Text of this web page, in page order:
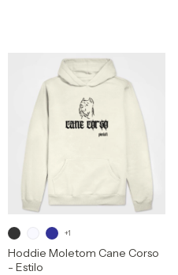
Hoddie Moletom Cane Corso
- Estilo
+1